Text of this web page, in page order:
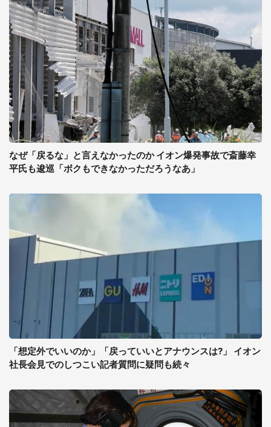
なぜ「戻るな」と言えなかったのか イオン爆発事故で斎藤幸
平氏も逡巡「ボクもできなかっただろうなあ」
「想定外でいいのか」「戻っていいとアナウンスは?」 イオン
社長会見でのしつこい記者質問に疑問も続々